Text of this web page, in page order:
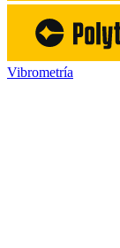
Vibrometría